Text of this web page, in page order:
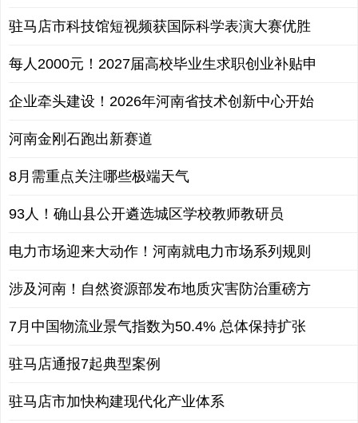
驻马店市科技馆短视频获国际科学表演大赛优胜
每人2000元！2027届高校毕业生求职创业补贴申
企业牵头建设！2026年河南省技术创新中心开始
河南金刚石跑出新赛道
8月需重点关注哪些极端天气
93人！确山县公开遴选城区学校教师教研员
电力市场迎来大动作！河南就电力市场系列规则
涉及河南！自然资源部发布地质灾害防治重磅方
7月中国物流业景气指数为50.4% 总体保持扩张
驻马店通报7起典型案例
驻马店市加快构建现代化产业体系